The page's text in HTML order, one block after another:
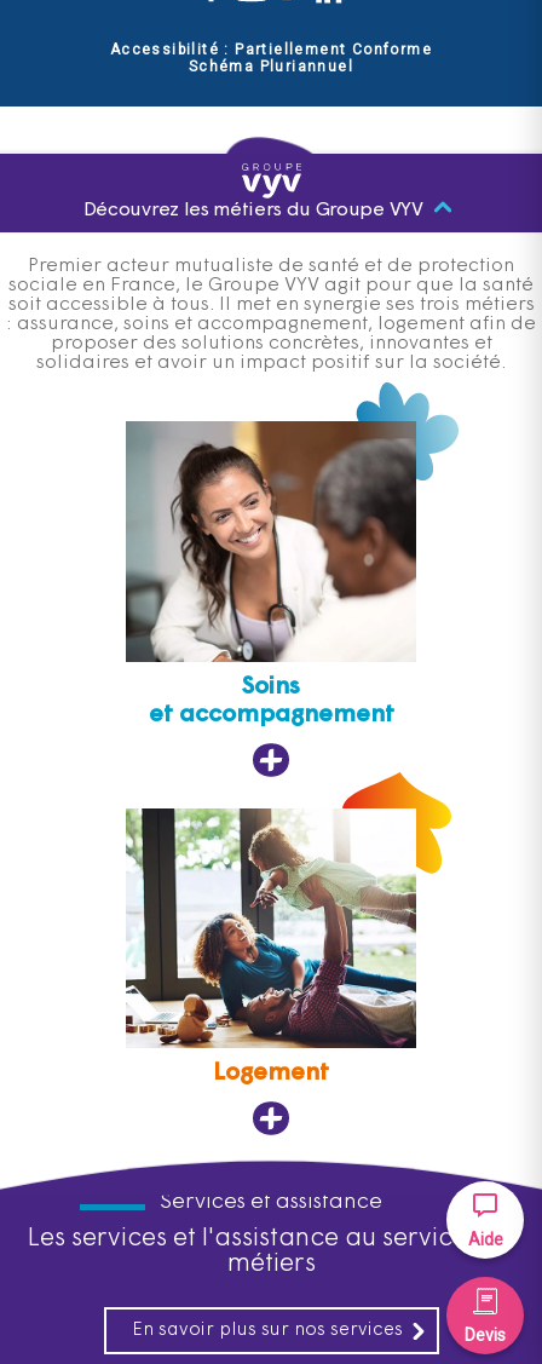
Aide
Devis
Accessibilité : Partiellement Conforme
Schéma Pluriannuel
Découvrez les métiers du Groupe VYV
Premier acteur mutualiste de santé et de protection
sociale en France, le Groupe VYV agit pour que la santé
soit accessible à tous. Il met en synergie ses trois métiers
: assurance, soins et accompagnement, logement afin de
proposer des solutions concrètes, innovantes et
solidaires et avoir un impact positif sur la société.
Soins
et accompagnement
Logement
Services et assistance
Les services et l'assistance au service des
métiers
En savoir plus sur nos services